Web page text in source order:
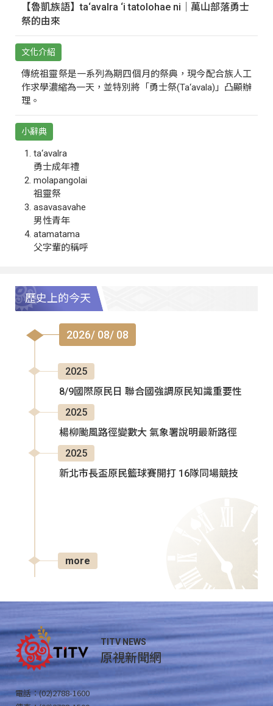
【魯凱族語】ta‘avalra ‘i tatolohae ni｜萬山部落勇士
祭的由來
文化介紹
傳統祖靈祭是一系列為期四個月的祭典，現今配合族人工
作求學濃縮為一天，並特別將「勇士祭(Ta‘avala)」凸顯辦
理。
小辭典
ta‘avalra
勇士成年禮
molapangolai
祖靈祭
asavasavahe
男性青年
atamatama
父字輩的稱呼
歷史上的今天
2026/ 08/ 08
2025
8/9國際原民日 聯合國強調原民知識重要性
2025
楊柳颱風路徑變數大 氣象署說明最新路徑
2025
新北市長盃原民籃球賽開打 16隊同場競技
more
TITV NEWS
原視新聞網
電話：(02)2788-1600